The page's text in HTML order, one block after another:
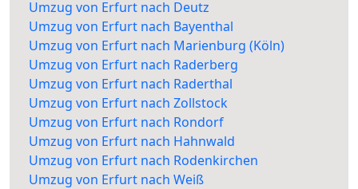
Umzug von Erfurt nach Deutz
Umzug von Erfurt nach Bayenthal
Umzug von Erfurt nach Marienburg (Köln)
Umzug von Erfurt nach Raderberg
Umzug von Erfurt nach Raderthal
Umzug von Erfurt nach Zollstock
Umzug von Erfurt nach Rondorf
Umzug von Erfurt nach Hahnwald
Umzug von Erfurt nach Rodenkirchen
Umzug von Erfurt nach Weiß